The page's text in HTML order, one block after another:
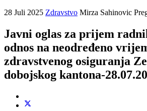
28 Juli 2025 Zdravstvo Mirza Sahinovic
Javni oglas za prijem
odnos na neodređeno
zdravstvenog osiguranja
dobojskog kantona-